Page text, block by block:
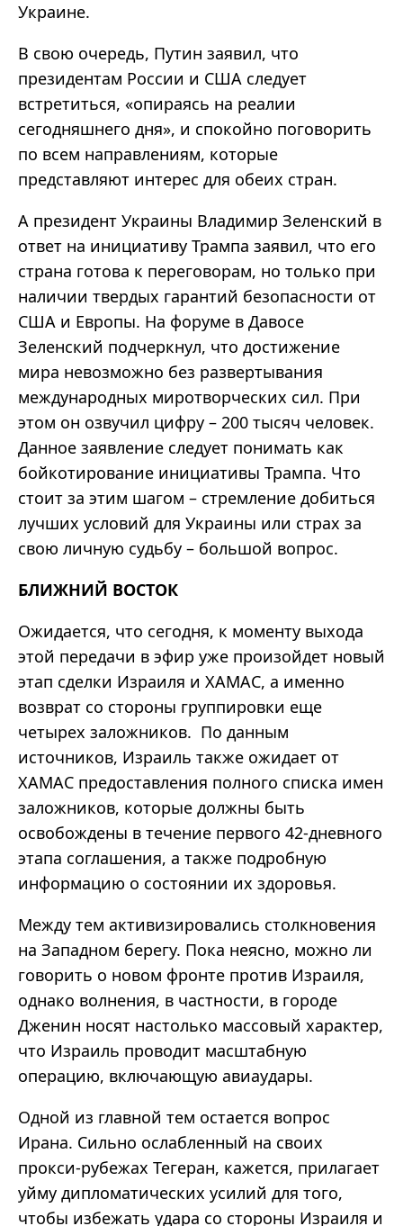
Украине.
В свою очередь, Путин заявил, что
президентам России и США следует
встретиться, «опираясь на реалии
сегодняшнего дня», и спокойно поговорить
по всем направлениям, которые
представляют интерес для обеих стран.
А президент Украины Владимир Зеленский в
ответ на инициативу Трампа заявил, что его
страна готова к переговорам, но только при
наличии твердых гарантий безопасности от
США и Европы. На форуме в Давосе
Зеленский подчеркнул, что достижение
мира невозможно без развертывания
международных миротворческих сил. При
этом он озвучил цифру – 200 тысяч человек.
Данное заявление следует понимать как
бойкотирование инициативы Трампа. Что
стоит за этим шагом – стремление добиться
лучших условий для Украины или страх за
свою личную судьбу – большой вопрос.
БЛИЖНИЙ ВОСТОК
Ожидается, что сегодня, к моменту выхода
этой передачи в эфир уже произойдет новый
этап сделки Израиля и ХАМАС, а именно
возврат со стороны группировки еще
четырех заложников. По данным
источников, Израиль также ожидает от
ХАМАС предоставления полного списка имен
заложников, которые должны быть
освобождены в течение первого 42-дневного
этапа соглашения, а также подробную
информацию о состоянии их здоровья.
Между тем активизировались столкновения
на Западном берегу. Пока неясно, можно ли
говорить о новом фронте против Израиля,
однако волнения, в частности, в городе
Дженин носят настолько массовый характер,
что Израиль проводит масштабную
операцию, включающую авиаудары.
Одной из главной тем остается вопрос
Ирана. Сильно ослабленный на своих
прокси-рубежах Тегеран, кажется, прилагает
уйму дипломатических усилий для того,
чтобы избежать удара со стороны Израиля и